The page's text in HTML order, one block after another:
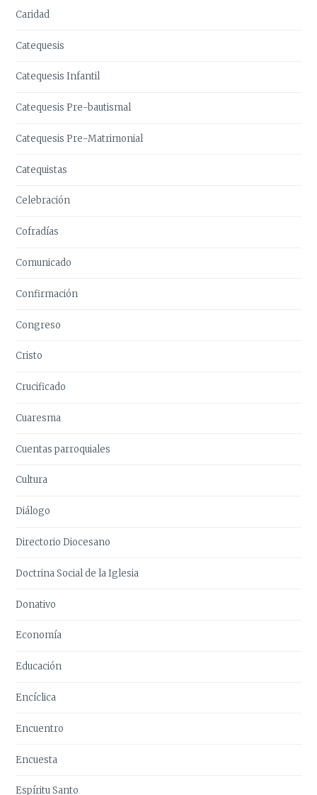
Caridad
Catequesis
Catequesis Infantil
Catequesis Pre-bautismal
Catequesis Pre-Matrimonial
Catequistas
Celebración
Cofradías
Comunicado
Confirmación
Congreso
Cristo
Crucificado
Cuaresma
Cuentas parroquiales
Cultura
Diálogo
Directorio Diocesano
Doctrina Social de la Iglesia
Donativo
Economía
Educación
Encíclica
Encuentro
Encuesta
Espíritu Santo